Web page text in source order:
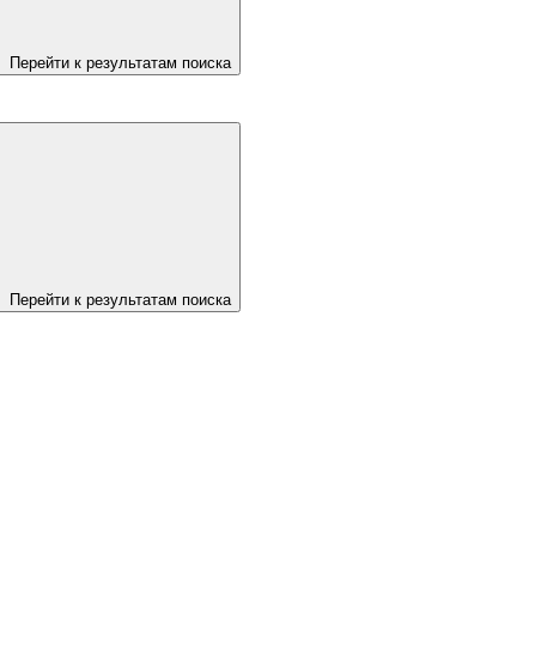
Перейти к результатам поиска
Перейти к результатам поиска